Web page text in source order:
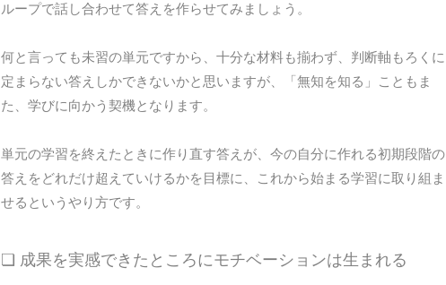
ループで話し合わせて答えを作らせてみましょう。
何と言っても未習の単元ですから、十分な材料も揃わず、判断軸もろくに
定まらない答えしかできないかと思いますが、「無知を知る」こともま
た、学びに向かう契機となります。
単元の学習を終えたときに作り直す答えが、今の自分に作れる初期段階の
答えをどれだけ超えていけるかを目標に、これから始まる学習に取り組ま
せるというやり方です。
❏ 成果を実感できたところにモチベーションは生まれる